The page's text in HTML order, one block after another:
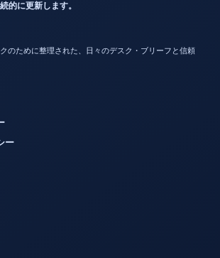
的に更新します。
のために整理された、日々のデスク・ブリーフと信頼
ー